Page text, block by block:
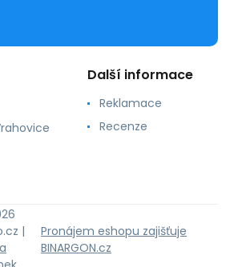
Další informace
Reklamace
Recenze
|
Pronájem eshopu zajišťuje
BINARGON.cz